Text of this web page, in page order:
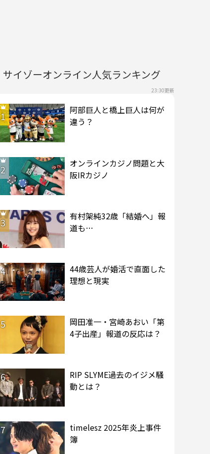
サイゾーオンライン人気ランキング
23:30更新
1
阿部巨人と橋上巨人は何が
違う？
2
オンラインカジノ問題と大
阪IRカジノ
3
有村架純32歳「結婚へ」報
道も…
4
44歳芸人が婚活で直面した
理想と現実
5
岡田准一・宮崎あおい「第
4子出産」報道の反応は？
6
RIP SLYME過去のイジメ騒
動とは？
7
timelesz 2025年炎上事件
簿